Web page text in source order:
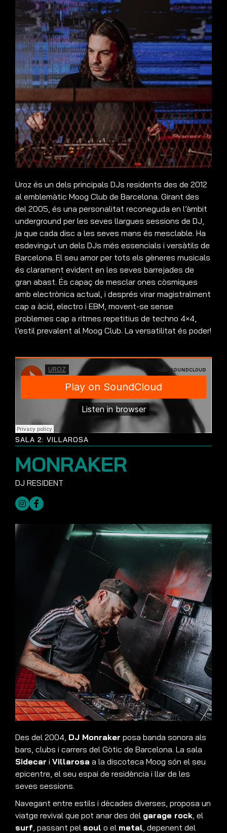
Uroz és un dels principals DJs residents des de 2012
al emblemàtic Moog Club de Barcelona. Girant des
del 2005, és una personalitat reconeguda en l’àmbit
underground per les seves llargues sessions de DJ,
ja que cada disc a les seves mans és mesclable. Ha
esdevingut un dels DJs més essencials i versàtils de
Barcelona. El seu amor per tots els gèneres musicals
és clarament evident en les seves barrejades de
gran abast. És capaç de mesclar ones còsmiques
amb electrònica actual, i després virar magistralment
cap a àcid, electro i EBM, movent-se sense
problemes cap a ritmes repetitius de techno 4×4,
l’estil prevalent al Moog Club. La versatilitat és poder!
SALA 2: VILLAROSA
MONRAKER
Des del 2004, DJ Monraker posa banda sonora als
bars, clubs i carrers del Gòtic de Barcelona. La sala
Sidecar i Villarosa a la discoteca Moog són el seu
epicentre, el seu espai de residència i llar de les
seves sessions.
Navegant entre estils i dècades diverses, proposa un
viatge revival que pot anar des del garage rock , el
surf , passant pel soul o el metal , depenent del